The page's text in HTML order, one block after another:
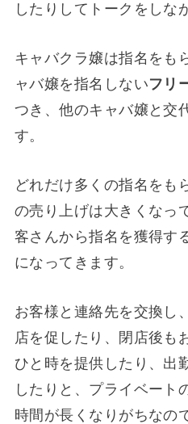
したりしてトークをしな
キャバクラ嬢は指名をも
ャバ嬢を指名しないフリ
つき、他のキャバ嬢と交
す。
どれだけ多くの指名をも
の売り上げは大きくなっ
客さんから指名を獲得す
になってきます。
お客様と連絡先を交換し
店を促したり、閉店後も
ひと時を提供したり、出
したりと、プライベート
時間が長くなりがちなの